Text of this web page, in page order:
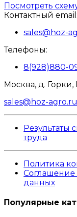
Посмотреть
Контактный email:
sales@hoz-
Телефоны:
8(928)880-
Москва, д.
sales@hoz-agro.ru
Результаты
труда
Политика
Соглашение
данных
Популярные